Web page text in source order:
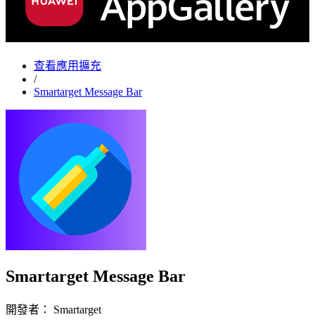
查看應用擴充
/
Smartarget Message Bar
Smartarget Message Bar
開發者： Smartarget